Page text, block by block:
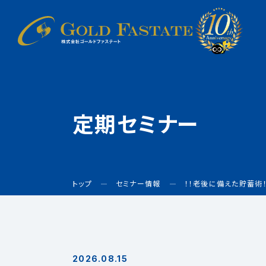
定期セミナー
トップ セミナー情報 ！！老後に備えた貯蓄
2026.08.15